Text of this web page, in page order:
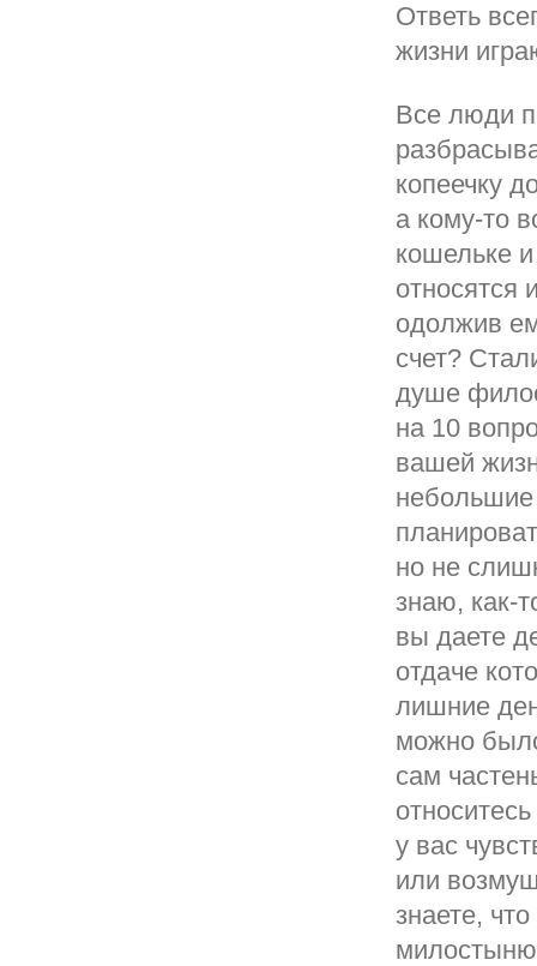
Ответь
жизни
Все люди
копеечку
а кому-то
кошельке
относятся
одолжив
счет?
душе
на 10
вашей
но не
знаю, как-
вы даете
отдаче
лишние
можно
сам
у вас
или
знаете,